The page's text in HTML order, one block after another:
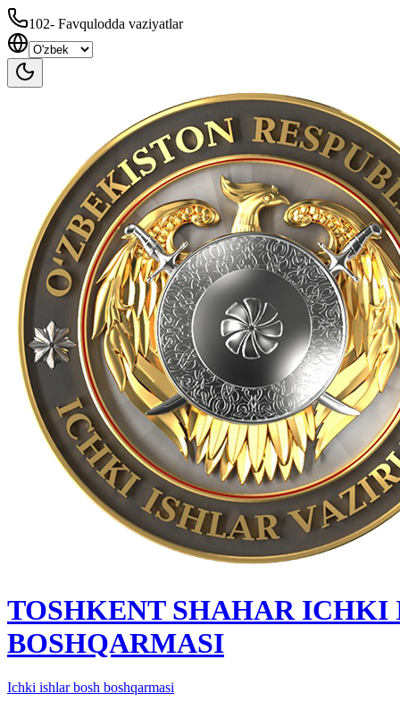
102- Favqulodda vaziyatlar
TOSHKENT SHAHAR IСHKI
BOSHQARMASI
Ichki ishlar bosh boshqarmasi